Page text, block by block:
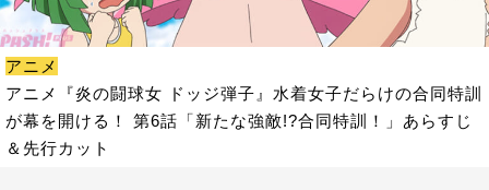
アニメ
アニメ『炎の闘球女 ドッジ弾子』水着女子だらけの合同特訓
が幕を開ける！ 第6話「新たな強敵!?合同特訓！」あらすじ
＆先行カット